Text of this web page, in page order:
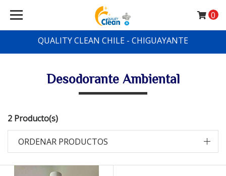
QUALITY CLEAN CHILE - CHIGUAYANTE
0
Desodorante Ambiental
2 Producto(s)
ORDENAR PRODUCTOS